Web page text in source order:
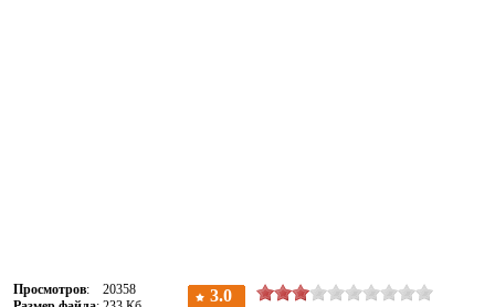
Просмотров: 20358